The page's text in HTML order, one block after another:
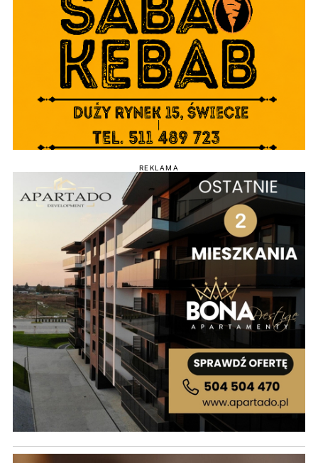
REKLAMA